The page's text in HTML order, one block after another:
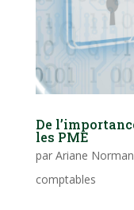
De
les PME
par Ariane
comptables